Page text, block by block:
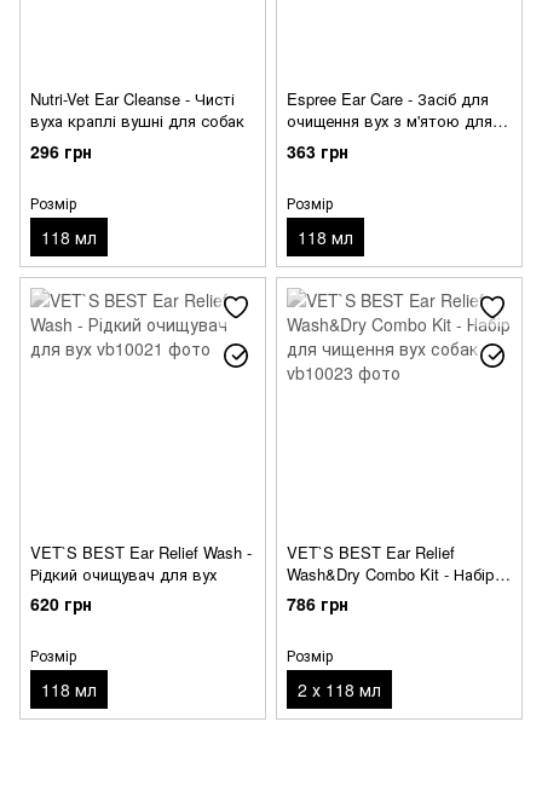
Nutri-Vet Ear Cleanse - Чисті
вуха краплі вушні для собак
296 грн
Розмір
118 мл
Espree Ear Care - Засіб для
очищення вух з м'ятою для
собак
363 грн
Розмір
118 мл
VET`S BEST Ear Relief Wash -
Рідкий очищувач для вух
620 грн
Розмір
118 мл
VET`S BEST Ear Relief
Wash&Dry Combo Kit - Набір
для чищення вух собак
786 грн
Розмір
2 х 118 мл